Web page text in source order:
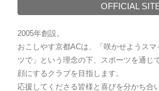
OFFICIAL
2005年創設。
おこしやす京都ACは、「咲かせようス
ツで」という理念の下、スポーツを通じ
顔にするクラブを目指します。
応援してくださる皆様と喜びを分かち合